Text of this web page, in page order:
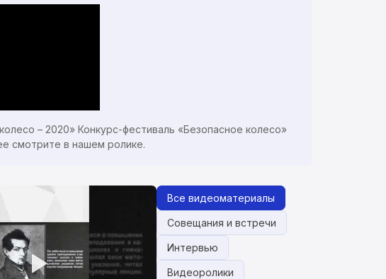
– 2020» Конкурс-фестиваль «Безопасное колесо»
смотрите в нашем ролике.
Все видеоматериалы
Совещания и встречи
Интервью
Видеоролики